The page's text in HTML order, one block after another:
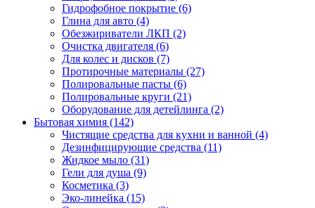
Гидрофобное покрытие (6)
Глина для авто (4)
Обезжириватели ЛКП (2)
Очистка двигателя (6)
Для колес и дисков (7)
Протирочные материалы (27)
Полировальные пасты (6)
Полировальные круги (21)
Оборудование для детейлинга (2)
Бытовая химия (142)
Чистящие средства для кухни и ванной (4)
Дезинфицирующие средства (11)
Жидкое мыло (31)
Гели для душа (9)
Косметика (3)
Эко-линейка (15)